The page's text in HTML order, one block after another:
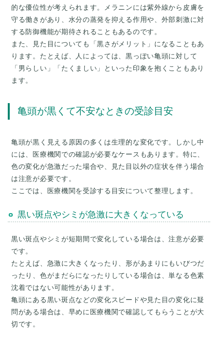
的な優位性が考えられます。メラニンには紫外線から皮膚を
守る働きがあり、水分の蒸発を抑える作用や、外部刺激に対
する防御機能が期待されることもあるのです。
また、見た目についても「黒さがメリット」になることもあ
ります。たとえば、人によっては、黒っぽい亀頭に対して
「男らしい」「たくましい」といった印象を抱くこともあり
亀頭が黒くて不安なときの受診目安
亀頭が黒く見える原因の多くは生理的な変化です。しかし中
には、医療機関での確認が必要なケースもあります。特に、
色の変化が急激だった場合や、見た目以外の症状を伴う場合
は注意が必要です。
黒い斑点やシミが急激に大きくなっている
黒い斑点やシミが短期間で変化している場合は、注意が必要
です。
たとえば、急激に大きくなったり、形があまりにもいびつだ
ったり、色がまだらになったりしている場合は、単なる色素
沈着ではない可能性があります。
亀頭にある黒い斑点などの変化スピードや見た目の変化に疑
問がある場合は、早めに医療機関で確認してもらうことが大